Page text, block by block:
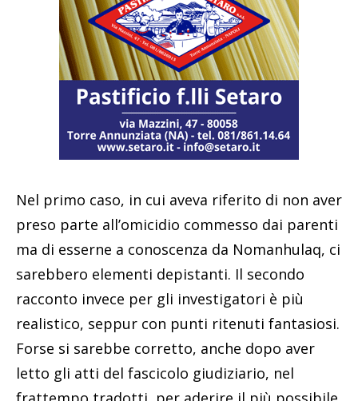
Nel primo caso, in cui aveva riferito di non aver
preso parte all’omicidio commesso dai parenti
ma di esserne a conoscenza da Nomanhulaq, ci
sarebbero elementi depistanti. Il secondo
racconto invece per gli investigatori è più
realistico, seppur con punti ritenuti fantasiosi.
Forse si sarebbe corretto, anche dopo aver
letto gli atti del fascicolo giudiziario, nel